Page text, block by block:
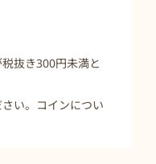
抜き300円未満と
い。コインについ